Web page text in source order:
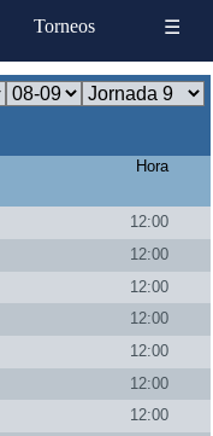
Torneos ☰
Hora
12:00
12:00
12:00
12:00
12:00
12:00
12:00